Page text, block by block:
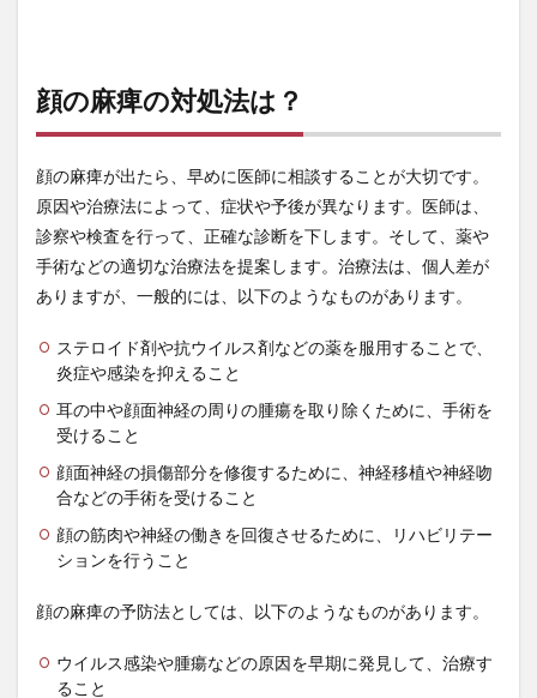
顔の麻痺の対処法は？
顔の麻痺が出たら、早めに医師に相談することが大切です。
原因や治療法によって、症状や予後が異なります。医師は、
診察や検査を行って、正確な診断を下します。そして、薬や
手術などの適切な治療法を提案します。治療法は、個人差が
ありますが、一般的には、以下のようなものがあります。
ステロイド剤や抗ウイルス剤などの薬を服用することで、
炎症や感染を抑えること
耳の中や顔面神経の周りの腫瘍を取り除くために、手術を
受けること
顔面神経の損傷部分を修復するために、神経移植や神経吻
合などの手術を受けること
顔の筋肉や神経の働きを回復させるために、リハビリテー
ションを行うこと
顔の麻痺の予防法としては、以下のようなものがあります。
ウイルス感染や腫瘍などの原因を早期に発見して、治療す
ること